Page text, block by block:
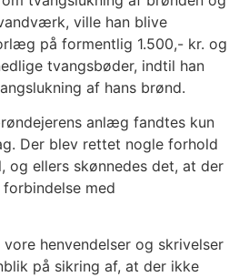
ville han blive
på formentlig 1.500,- kr. og
tvangsbøder, indtil han
af hans brønd.
anlæg fandtes kun
Der blev rettet nogle forhold
ellers skønnedes det, at der
med
henvendelser og skrivelser
på sikring af, at der ikke